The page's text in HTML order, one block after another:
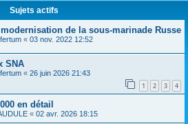
Sujets actifs
de la sous-marinade Russe
« 03 nov. 2022 12:52
SNA
« 26 juin 2026 21:43
1 2 3 4
en détail
« 02 avr. 2026 18:15